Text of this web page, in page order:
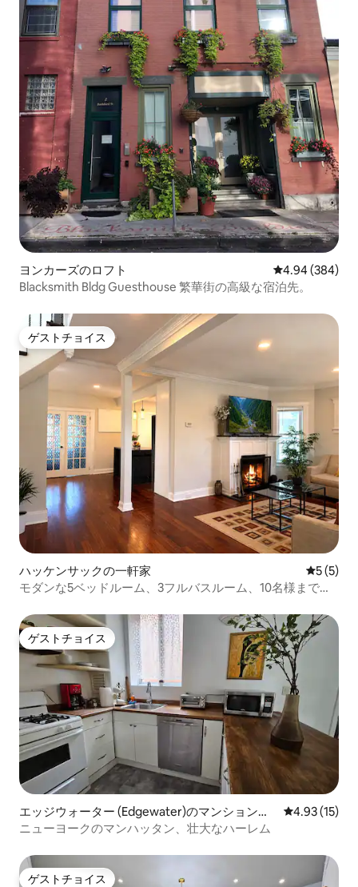
ヨンカーズのロフト レビュー384
4.94 (384)
Blacksmith Bldg Guesthouse 繁華街の高級な宿泊先。
ゲストチョイス
ゲストチョイス
ハッケンサックの一軒家 レビュー
5 (5)
モダンな5ベッドルーム、3フルバスルーム、10名様まで宿
ゲストチョイス
ゲストチョイス
エッジウォーター (Edgewater)のマンション・
アパート
レビュー15
4.93 (15)
ニューヨークのマンハッタン、壮大なハーレム
ゲストチョイス